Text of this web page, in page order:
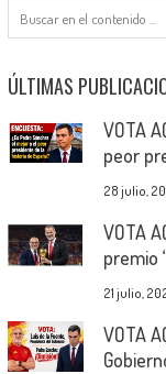
ÚLTIMAS
VOTA
peor
28 julio,
VOTA
premio
21 julio,
VOTA